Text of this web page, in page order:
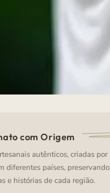
com Origem
autênticos, criadas por
diferentes países, preservando
e histórias de cada região.